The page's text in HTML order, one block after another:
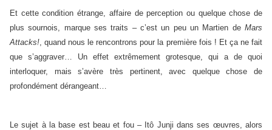
Et cette condition étrange, affaire de perception ou quelque chose de
plus sournois, marque ses traits – c’est un peu un Martien de Mars
Attacks! , quand nous le rencontrons pour la première fois ! Et ça ne fait
que s’aggraver… Un effet extrêmement grotesque, qui a de quoi
interloquer, mais s’avère très pertinent, avec quelque chose de
profondément dérangeant…
Le sujet à la base est beau et fou – Itô Junji dans ses œuvres, alors